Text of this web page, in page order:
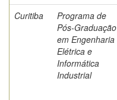
Curitiba
Programa de
Pós-Graduação
em Engenharia
Elétrica e
Informática
Industrial